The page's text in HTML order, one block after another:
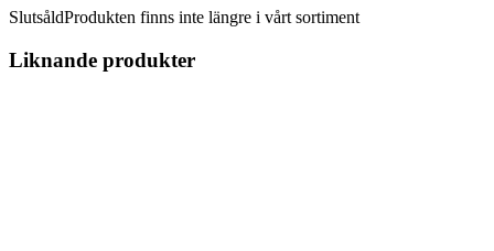
SlutsåldProdukten finns inte längre i vårt sortiment
Liknande produkter